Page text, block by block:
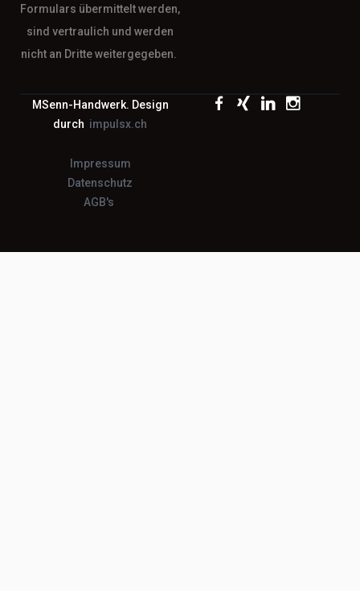
Formulars übermittelt werden,
sind vertraulich und werden
nicht an Dritte weitergegeben.
MSenn-Handwerk. Design
durch impulsx.ch
Impressum
Datenschutz
AGB's